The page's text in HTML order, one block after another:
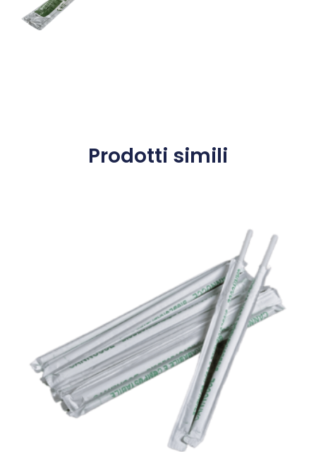
Prodotti simili